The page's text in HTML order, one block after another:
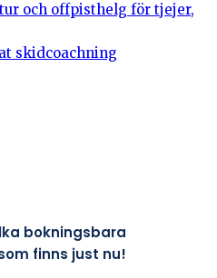
och offpisthelg för tjejer,
skidcoachning
bokningsbara
finns just nu!